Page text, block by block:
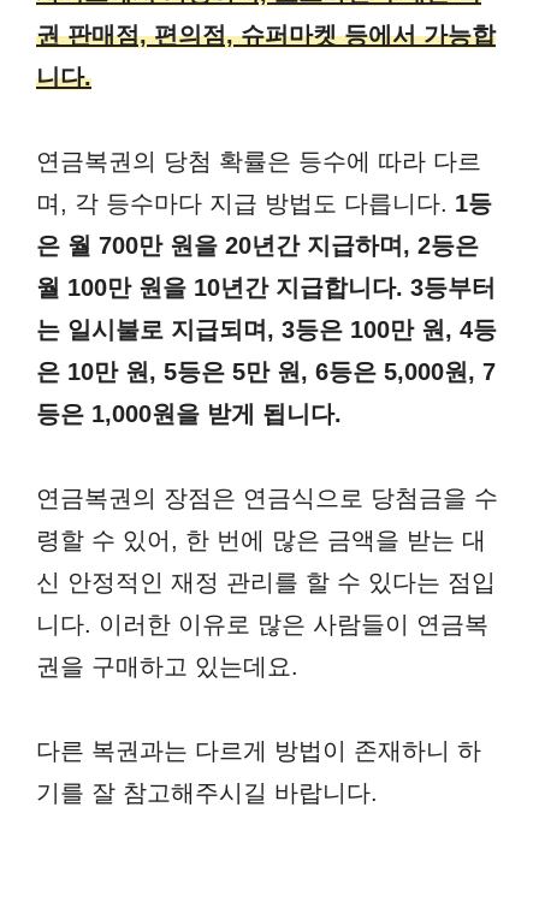
권 판매점, 편의점, 슈퍼마켓 등에서 가능합
니다.
연금복권의 당첨 확률은 등수에 따라 다르
며, 각 등수마다 지급 방법도 다릅니다. 1등
은 월 700만 원을 20년간 지급하며, 2등은
월 100만 원을 10년간 지급합니다. 3등부터
는 일시불로 지급되며, 3등은 100만 원, 4등
은 10만 원, 5등은 5만 원, 6등은 5,000원, 7
등은 1,000원을 받게 됩니다.
연금복권의 장점은 연금식으로 당첨금을 수
령할 수 있어, 한 번에 많은 금액을 받는 대
신 안정적인 재정 관리를 할 수 있다는 점입
니다. 이러한 이유로 많은 사람들이 연금복
권을 구매하고 있는데요.
다른 복권과는 다르게 방법이 존재하니 하
기를 잘 참고해주시길 바랍니다.